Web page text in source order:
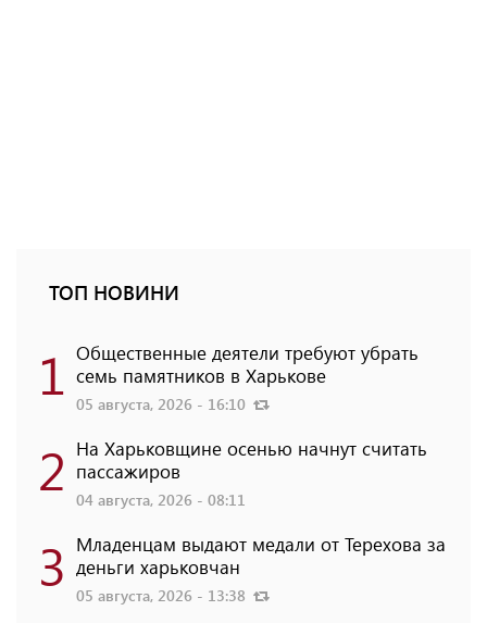
ТОП НОВИНИ
1 Общественные деятели требуют убрать
семь памятников в Харькове
05 августа, 2026 - 16:10
2 На Харьковщине осенью начнут считать
пассажиров
04 августа, 2026 - 08:11
3 Младенцам выдают медали от Терехова за
деньги харьковчан
05 августа, 2026 - 13:38